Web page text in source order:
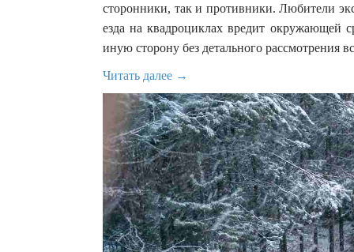
сторонники, так и противники. Любители
езда на квадроциклах вредит
иную сторону без детального рассмотрения
Читать далее →